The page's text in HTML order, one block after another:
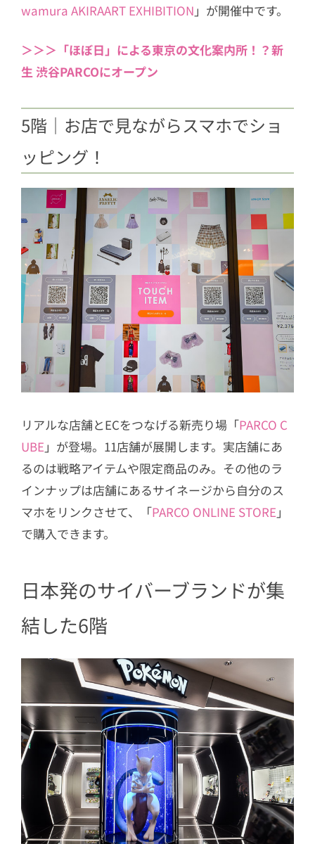
wamura AKIRAART EXHIBITION 」が開催中です。
＞＞＞「ほぼ日」による東京の文化案内所！？新
生 渋谷PARCOにオープン
5階｜お店で見ながらスマホでショ
ッピング！
リアルな店舗とECをつなげる新売り場「PARCO C
UBE 」が登場。11店舗が展開します。実店舗にあ
るのは戦略アイテムや限定商品のみ。その他のラ
インナップは店舗にあるサイネージから自分のス
マホをリンクさせて、「PARCO ONLINE STORE 」
で購入できます。
日本発のサイバーブランドが集
結した6階